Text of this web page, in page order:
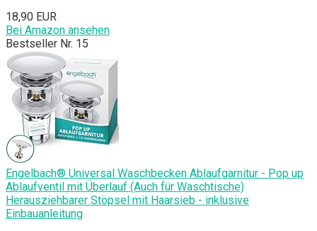
18,90 EUR
Bei Amazon ansehen
Bestseller Nr. 15
Engelbach® Universal Waschbecken Ablaufgarnitur - Pop up
Ablaufventil mit Überlauf (Auch für Waschtische)
Herausziehbarer Stöpsel mit Haarsieb - inklusive
Einbauanleitung